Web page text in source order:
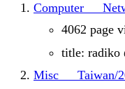
4062 page
title: radiko
Misc___Taiwan/